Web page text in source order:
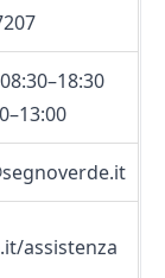
assistenza